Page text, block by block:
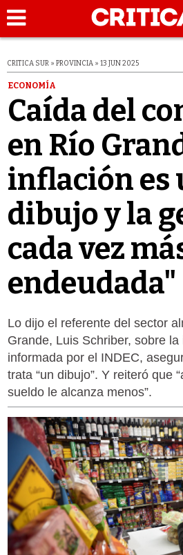
CRITICA SUR » PROVINCIA » 13 JUN 2025
ECONOMÍA
Caída del
en Río
inflación es
dibujo y la
cada vez
endeudada"
Lo dijo el referente del sector
Grande, Luis Schriber, sobre
informada por el INDEC,
trata “un dibujo”. Y reiteró que
sueldo le alcanza menos”.